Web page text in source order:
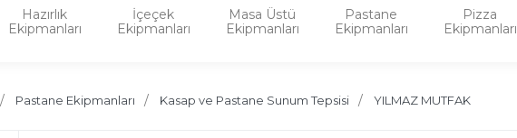
Hazırlık
Ekipmanları
İçeçek
Ekipmanları
Masa Üstü
Ekipmanları
Pastane
Ekipmanları
Pizza
Ekipmanları
Pastane Ekipmanları Kasap ve Pastane Sunum Tepsisi YILMAZ MUTFAK